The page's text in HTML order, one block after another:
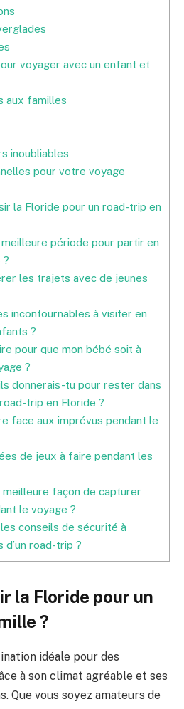
voyager avec un enfant et
aux familles
inoubliables
pour votre voyage
la Floride pour un road-trip en
période pour partir en
?
les trajets avec de jeunes
incontournables à visiter en
?
pour que mon bébé soit à
?
donnerais-tu pour rester dans
trip en Floride ?
face aux imprévus pendant le
de jeux à faire pendant les
meilleure façon de capturer
le voyage ?
conseils de sécurité à
d’un road-trip ?
la Floride pour un
?
idéale pour des
à son climat agréable et ses
Que vous soyez amateurs de